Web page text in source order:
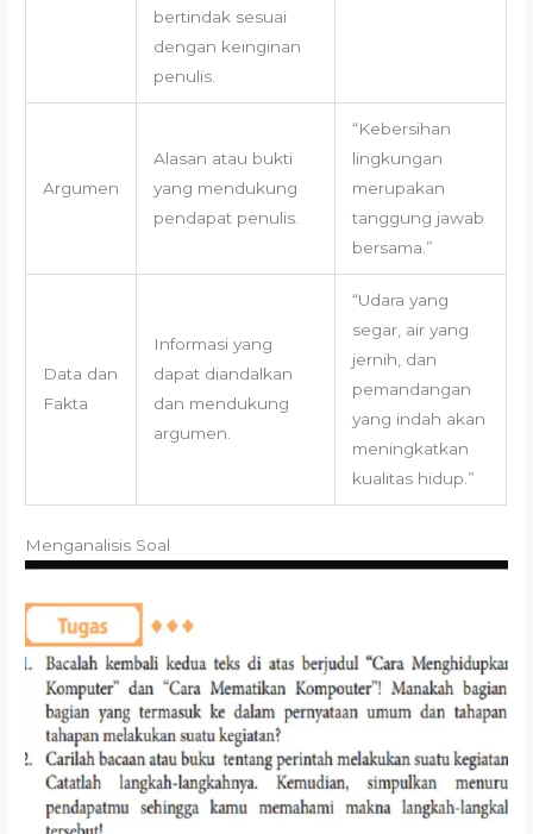
bertindak sesuai
dengan keinginan
penulis.
Argumen
Alasan atau bukti
yang mendukung
pendapat penulis.
“Kebersihan
lingkungan
merupakan
tanggung jawab
bersama.”
Data dan
Fakta
Informasi yang
dapat diandalkan
dan mendukung
argumen.
“Udara yang
segar, air yang
jernih, dan
pemandangan
yang indah akan
meningkatkan
kualitas hidup.”
Menganalisis Soal